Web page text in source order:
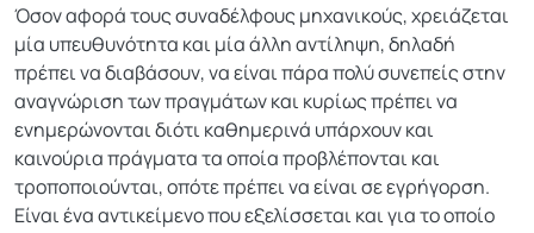
Όσον αφορά τους συναδέλφους μηχανικούς, χρειάζεται
μία υπευθυνότητα και μία άλλη αντίληψη, δηλαδή
πρέπει να διαβάσουν, να είναι πάρα πολύ συνεπείς στην
αναγνώριση των πραγμάτων και κυρίως πρέπει να
ενημερώνονται διότι καθημερινά υπάρχουν και
καινούρια πράγματα τα οποία προβλέπονται και
τροποποιούνται, οπότε πρέπει να είναι σε εγρήγορση.
Είναι ένα αντικείμενο που εξελίσσεται και για το οποίο